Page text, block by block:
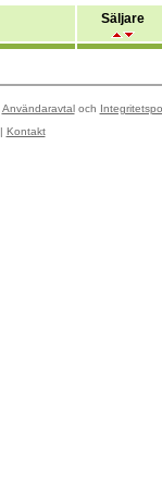
Säljare
Användaravtaloch
| Kontakt